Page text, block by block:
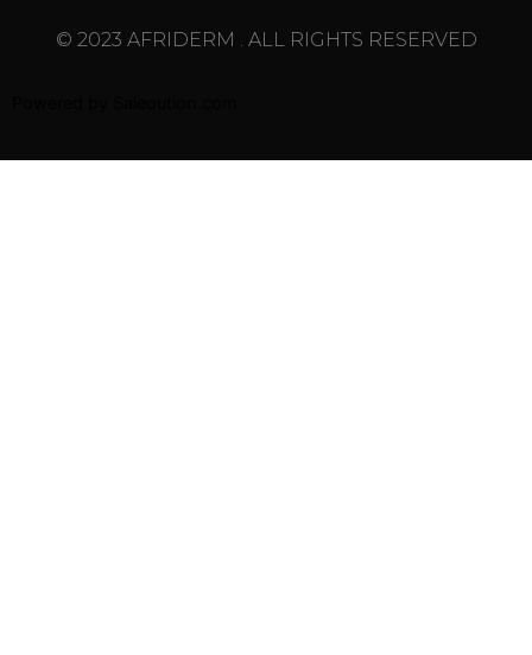
© 2023 AFRIDERM . ALL RIGHTS RESERVED